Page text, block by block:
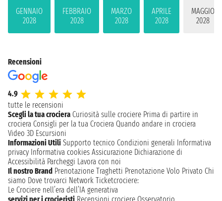
GENNAIO
2028
FEBBRAIO
2028
MARZO
2028
APRILE
2028
MAGGIO
2028
Recensioni
4.9
tutte le recensioni
Scegli la tua crociera Curiosità sulle crociere Prima di partire in
crociera Consigli per la tua Crociera Quando andare in crociera
Video 3D Escursioni
Informazioni Utili Supporto tecnico Condizioni generali Informativa
privacy Informativa cookies Assicurazione Dichiarazione di
Accessibilità Parcheggi Lavora con noi
Il nostro Brand Prenotazione Traghetti Prenotazione Volo Privato Chi
siamo Dove trovarci Network Ticketcrociere:
Le Crociere nell’era dell’IA generativa